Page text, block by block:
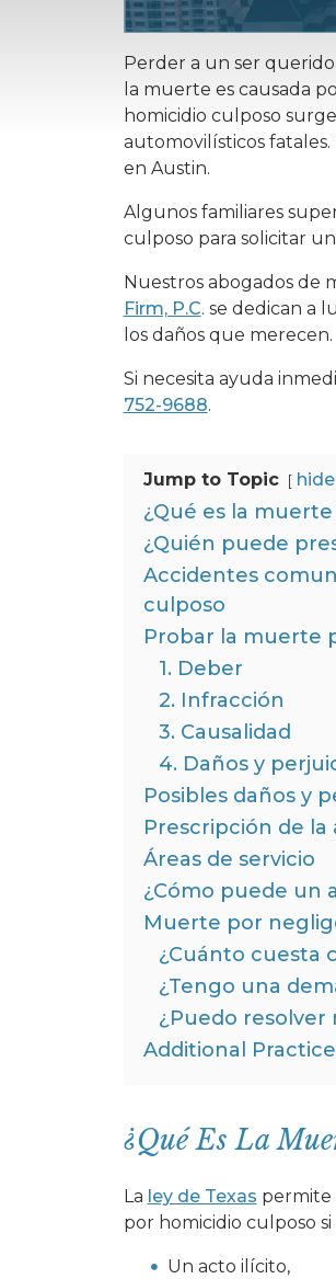
Perder a un ser
la muerte es causada
homicidio culposo
automovilísticos fatales.
en Austin.
Algunos familiares
culposo para solicitar
Nuestros abogados de
Firm, P.C. se dedican a
los daños que merecen.
Si necesita ayuda
752-9688.
Jump to Topic hide
¿Qué es la
¿Quién puede
Accidentes
culposo
Probar la muerte
1. Deber
2. Infracción
3. Causalidad
4. Daños y
Posibles daños y
Prescripción de
Áreas de servicio
¿Cómo puede un
Muerte por
¿Cuánto cuesta
¿Tengo una
¿Puedo resolver
Additional
¿Qué Es La
La ley de Texas permite
por homicidio culposo
Un acto ilícito,